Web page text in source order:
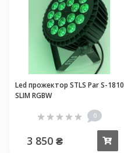
Led прожектор STLS Par S-1810
SLIM RGBW
0
3 850 ₴